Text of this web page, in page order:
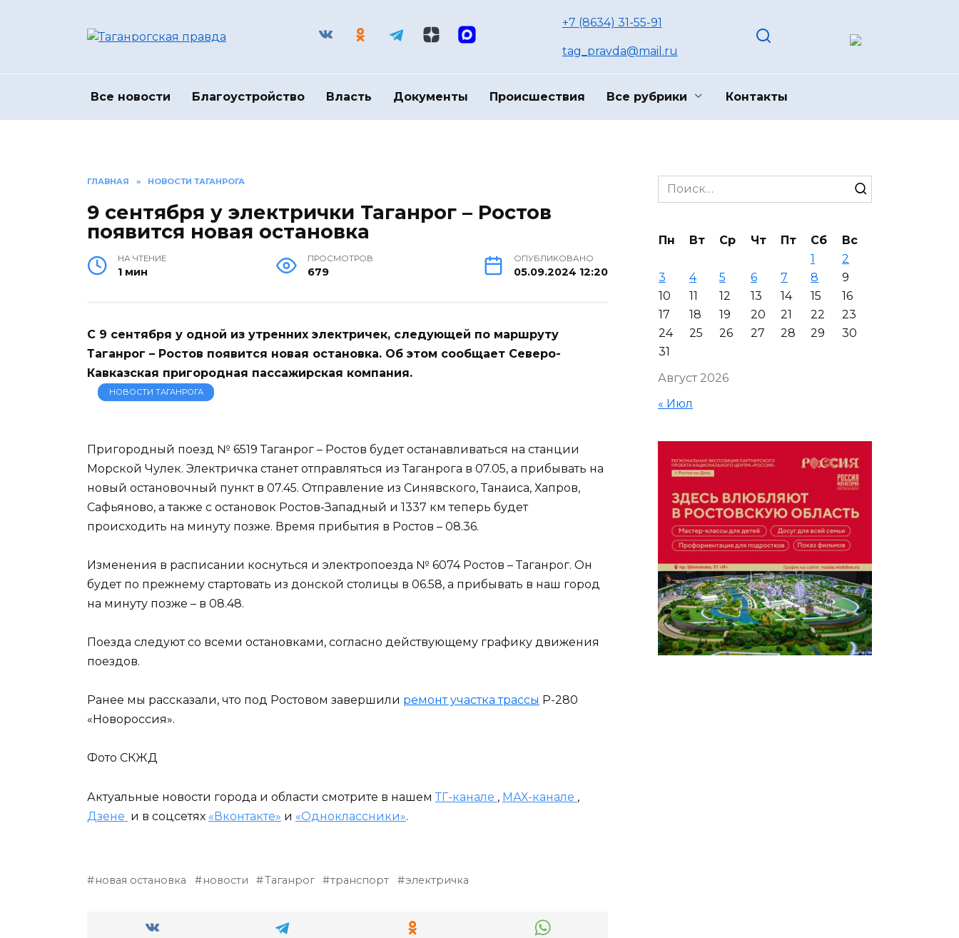
+7 (8634) 31-55-91
tag_pravda@mail.ru
Все новости Благоустройство Власть Документы Происшествия Все рубрики Контакты
ГЛАВНАЯ » НОВОСТИ ТАГАНРОГА
9 сентября у электрички Таганрог – Ростов
появится новая остановка
НА ЧТЕНИЕ
1 мин
ПРОСМОТРОВ
679
ОПУБЛИКОВАНО
05.09.2024 12:20
С 9 сентября у одной из утренних электричек, следующей по маршруту
Таганрог – Ростов появится новая остановка. Об этом сообщает Северо-
Кавказская пригородная пассажирская компания.
НОВОСТИ ТАГАНРОГА
Пригородный поезд № 6519 Таганрог – Ростов будет останавливаться на станции
Морской Чулек. Электричка станет отправляться из Таганрога в 07.05, а прибывать на
новый остановочный пункт в 07.45. Отправление из Синявского, Танаиса, Хапров,
Сафьяново, а также с остановок Ростов-Западный и 1337 км теперь будет
происходить на минуту позже. Время прибытия в Ростов – 08.36.
Изменения в расписании коснуться и электропоезда № 6074 Ростов – Таганрог. Он
будет по прежнему стартовать из донской столицы в 06.58, а прибывать в наш город
на минуту позже – в 08.48.
Поезда следуют со всеми остановками, согласно действующему графику движения
поездов.
Ранее мы рассказали, что под Ростовом завершили ремонт участка трассы Р-280
«Новороссия».
Фото СКЖД
Актуальные новости города и области смотрите в нашем ТГ-канале , МАХ-канале ,
Дзене и в соцсетях «Вконтакте» и «Одноклассники».
новая остановка новости Таганрог транспорт электричка
Search
for:
Август 2026
Пн Вт Ср Чт Пт Сб
Вс
1
2
3
4 5 6 7 8
9
10
11 12 13 14 15
16
17
18 19 20 21 22
23
24
25 26 27 28 29
30
31
« Июл